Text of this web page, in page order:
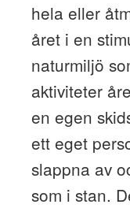
hela eller
året i en
naturmiljö
aktiviteter
en egen
ett eget
slappna av
som i stan.